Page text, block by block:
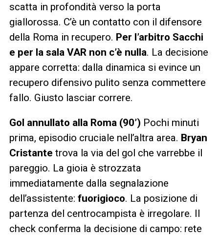
scatta in profondità verso la porta
giallorossa. C’è un contatto con il difensore
della Roma in recupero. Per l’arbitro Sacchi
e per la sala VAR non c’è nulla. La decisione
appare corretta: dalla dinamica si evince un
recupero difensivo pulito senza commettere
fallo. Giusto lasciar correre.
Gol annullato alla Roma (90’) Pochi minuti
prima, episodio cruciale nell’altra area. Bryan
Cristante trova la via del gol che varrebbe il
pareggio. La gioia è strozzata
immediatamente dalla segnalazione
dell’assistente: fuorigioco. La posizione di
partenza del centrocampista è irregolare. Il
check conferma la decisione di campo: rete